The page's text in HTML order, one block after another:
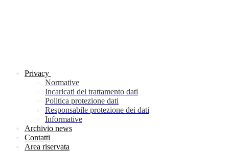
Privacy
Normative
Incaricati del trattamento dati
Politica protezione dati
Responsabile protezione dei dati
Informative
Archivio news
Contatti
Area riservata